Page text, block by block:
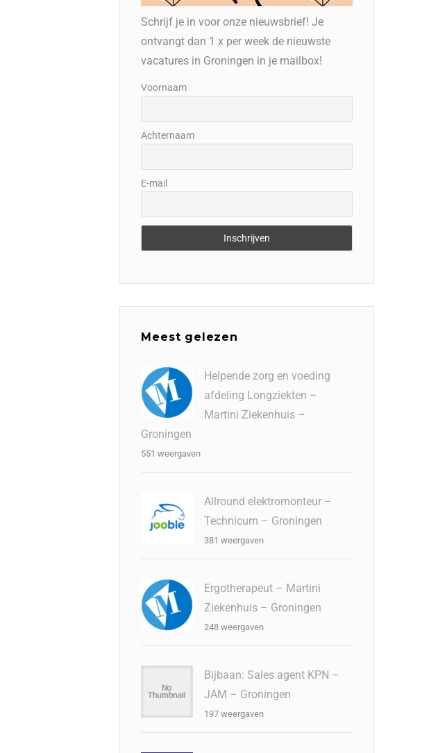
Schrijf je in voor onze nieuwsbrief! Je
ontvangt dan 1 x per week de nieuwste
vacatures in Groningen in je mailbox!
Voornaam
Achternaam
E-mail
Meest gelezen
Helpende zorg en voeding
afdeling Longziekten –
Martini Ziekenhuis –
Groningen
551 weergaven
Allround elektromonteur –
Technicum – Groningen
381 weergaven
Ergotherapeut – Martini
Ziekenhuis – Groningen
248 weergaven
Bijbaan: Sales agent KPN –
JAM – Groningen
197 weergaven